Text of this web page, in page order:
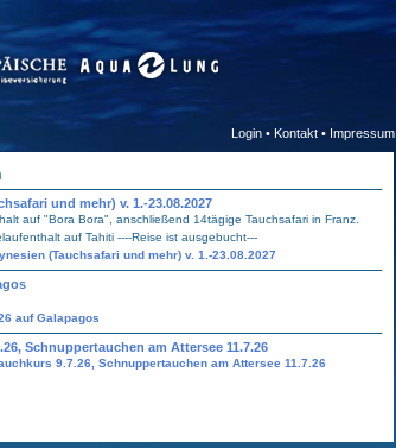
Login• Kontakt• Impressum
und mehr) v. 1.-23.08.2027
auf "Bora Bora", anschließend 14tägige Tauchsafari in Franz.
auf Tahiti ----Reise ist ausgebucht---
(Tauchsafari und mehr) v. 1.-23.08.2027
auf Galapagos
Schnuppertauchen am Attersee 11.7.26
9.7.26, Schnuppertauchen am Attersee 11.7.26